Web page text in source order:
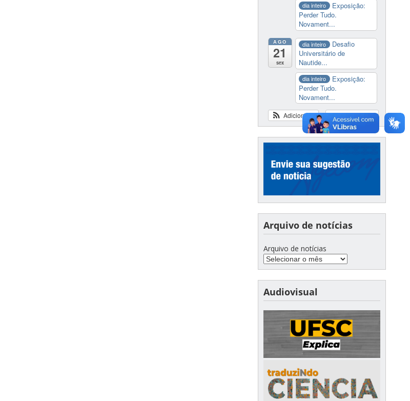
dia inteiro
Exposição:
Perder Tudo.
Novament...
AGO
21
sex
dia inteiro
Desafio
Universitário de
Nautide...
dia inteiro
Exposição:
Perder Tudo.
Novament...
Ver calendário
Adicionar
Arquivo de notícias
Arquivo de notícias
Audiovisual